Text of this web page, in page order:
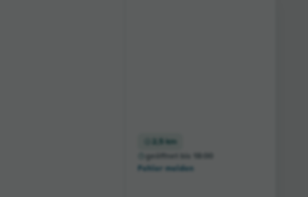
2,5 km
geöffnet bis 18:00
Fehler melden